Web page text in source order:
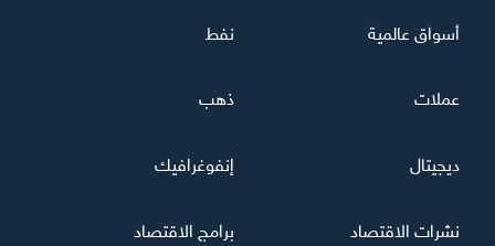
أسواق عالمية نفط
عملات ذهب
ديجيتال إنفوغرافيك
نشرات الاقتصاد برامج الاقتصاد